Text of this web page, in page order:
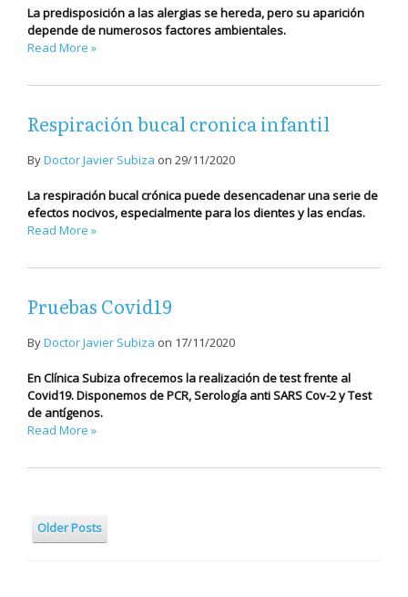
La predisposición a las alergias se hereda, pero su aparición
depende de numerosos factores ambientales.
Read More »
Respiración bucal cronica infantil
ByDoctor Javier Subiza on 29/11/2020
La respiración bucal crónica puede desencadenar una serie de
efectos nocivos, especialmente para los dientes y las encías.
Read More »
Pruebas Covid19
ByDoctor Javier Subiza on 17/11/2020
En Clínica Subiza ofrecemos la realización de test frente al
Covid19. Disponemos de PCR, Serología anti SARS Cov-2 y Test
de antígenos.
Read More »
Older Posts